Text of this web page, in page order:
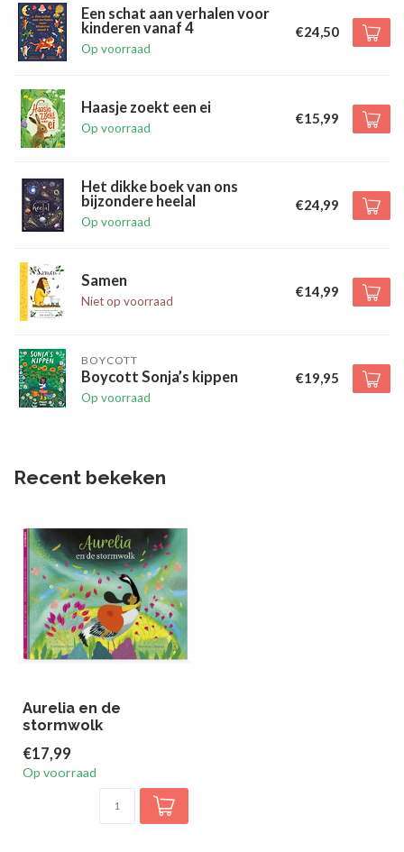
Een schat aan verhalen voor
kinderen vanaf 4
Op voorraad
€24,50
Haasje zoekt een ei
Op voorraad
€15,99
Het dikke boek van ons
bijzondere heelal
Op voorraad
€24,99
Samen
Niet op voorraad
€14,99
BOYCOTT
Boycott Sonja’s kippen
Op voorraad
€19,95
Recent bekeken
Aurelia en de
stormwolk
€17,99
Op voorraad